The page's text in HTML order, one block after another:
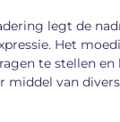
legt de
Het
te stellen
middel van